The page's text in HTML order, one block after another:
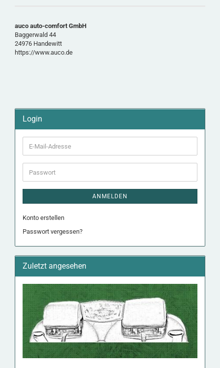
auco auto-comfort GmbH
Baggerwald 44
24976 Handewitt
https://www.auco.de
Login
E-
Mail-
Adresse
Passwort
ANMELDEN
Konto erstellen
Passwort vergessen?
Zuletzt angesehen